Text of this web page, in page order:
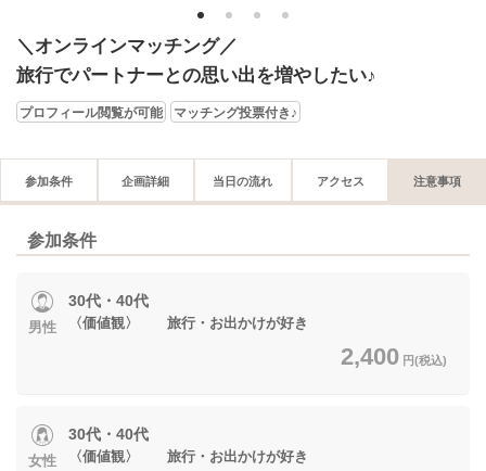
1 2 3 4
＼オンラインマッチング／
旅行でパートナーとの思い出を増やしたい♪
プロフィール閲覧が可能 マッチング投票付き♪
参加条件 企画詳細 当日の流れ アクセス 注意事項
参加条件
男性
30代・40代
〈価値観〉 旅行・お出かけが好き
2,400 円(税込)
女性
30代・40代
〈価値観〉 旅行・お出かけが好き